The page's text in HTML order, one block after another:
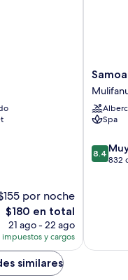
por noche
El
precio
actual
es
de
$180
$180 en total
21 ago - 22 ago
impuestos y cargos
Samoa
Beach
Resort
Spa
8.4
de
8.4
832
similares